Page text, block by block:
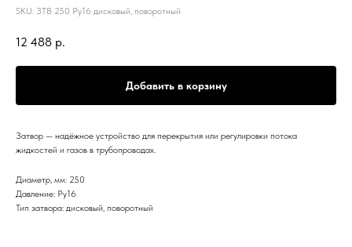
SKU: ЗТВ 250 Ру16 дисковый, поворотный
12 488 р.
Добавить в корзину
Затвор — надёжное устройство для перекрытия или регулировки потока
жидкостей и газов в трубопроводах.
Диаметр, мм: 250
Давление: Ру16
Тип затвора: дисковый, поворотный